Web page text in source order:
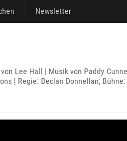
Newsletter
Lee Hall | Musik von Paddy
| Regie: Declan Donnellan;